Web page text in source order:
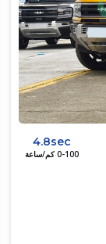
4.8sec
0-100 كم/ساعة